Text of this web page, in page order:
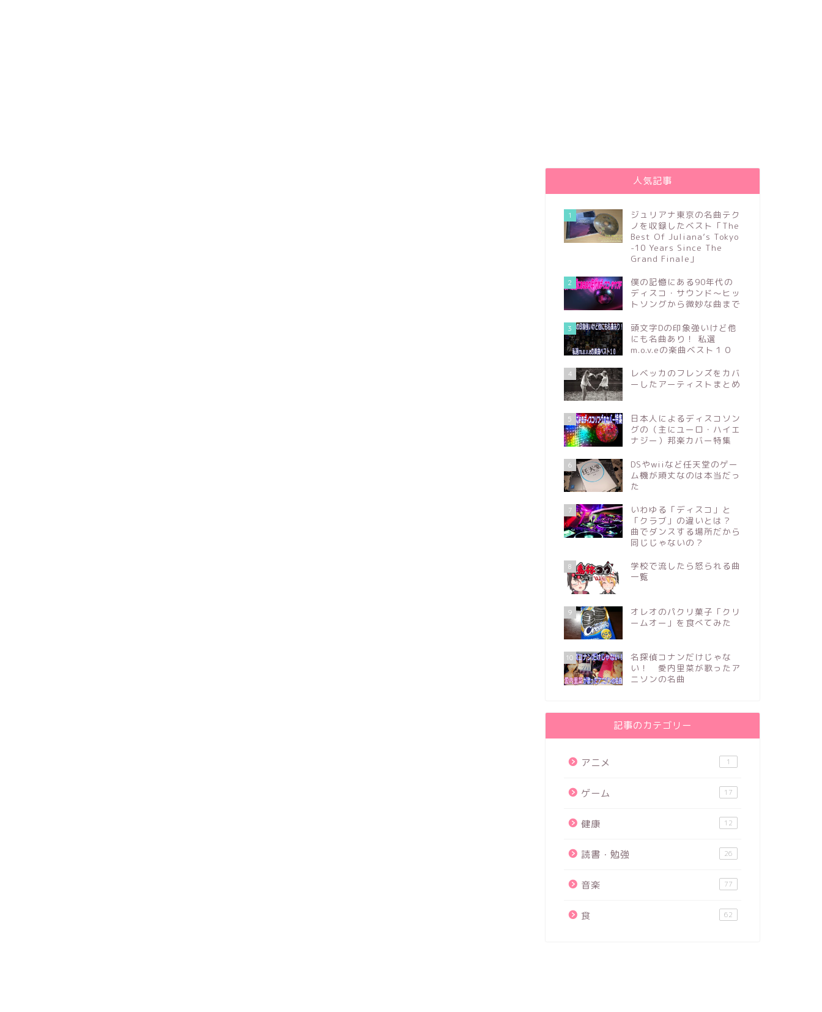
人気記事
1
ジュリアナ東京の名曲テク
ノを収録したベスト「The
Best Of Juliana’s Tokyo
-10 Years Since The
Grand Finale」
2
僕の記憶にある90年代の
ディスコ・サウンド～ヒッ
トソングから微妙な曲まで
3
頭文字Dの印象強いけど他
にも名曲あり！ 私選
m.o.v.eの楽曲ベスト１０
4
レベッカのフレンズをカバ
ーしたアーティストまとめ
5
日本人によるディスコソン
グの（主にユーロ・ハイエ
ナジー）邦楽カバー特集
6
DSやwiiなど任天堂のゲー
ム機が頑丈なのは本当だっ
た
7
いわゆる「ディスコ」と
「クラブ」の違いとは？
曲でダンスする場所だから
同じじゃないの？
8
学校で流したら怒られる曲
一覧
9
オレオのパクリ菓子「クリ
ームオー」を食べてみた
10
名探偵コナンだけじゃな
い！ 愛内里菜が歌ったア
ニソンの名曲
記事のカテゴリー
アニメ 1
ゲーム 17
健康 12
読書・勉強 26
音楽 77
食 62